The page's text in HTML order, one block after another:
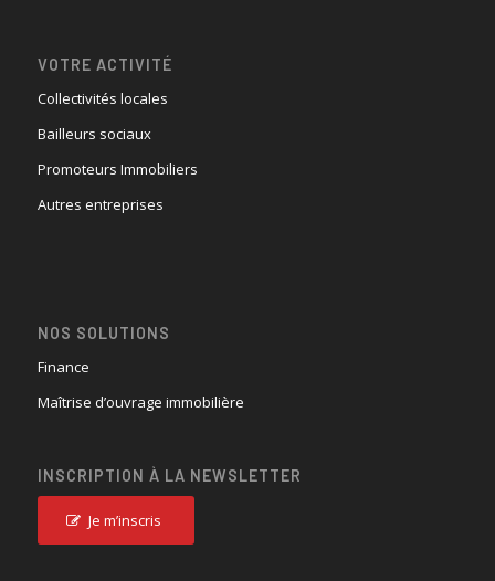
VOTRE ACTIVITÉ
Collectivités locales
Bailleurs sociaux
Promoteurs Immobiliers
Autres entreprises
NOS SOLUTIONS
Finance
Maîtrise d’ouvrage immobilière
INSCRIPTION À LA NEWSLETTER
Je m’inscris